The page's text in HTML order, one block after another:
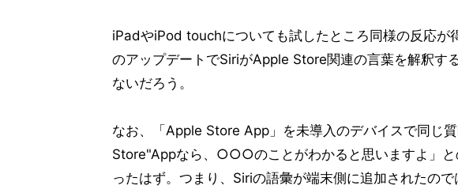
iPadやiPod touchについても試したところ同様の反応が
のアップデートでSiriがApple Store関連の言葉を解釈す
ないだろう。
なお、「Apple Store App」を未導入のデバイスで同じ
Store"Appなら、○○○のことがわかると思いますよ」と
ったはず。つまり、Siriの語彙が端末側に追加されたの